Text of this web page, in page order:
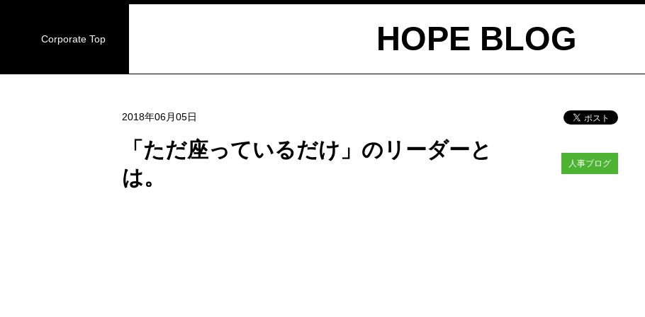
Corporate Top HOPE BLOG
2018年06月05日
「ただ座っているだけ」のリーダーと
は。
人事ブログ